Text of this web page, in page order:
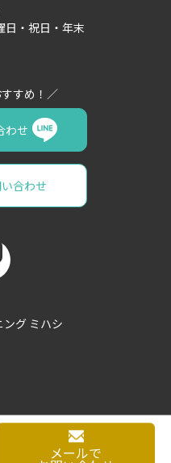
日・祝日・年末
合わせ
わせ
ング ミハシ
メールで